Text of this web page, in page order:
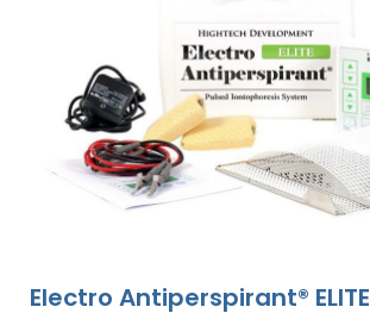
Electro Antiperspirant® ELITE